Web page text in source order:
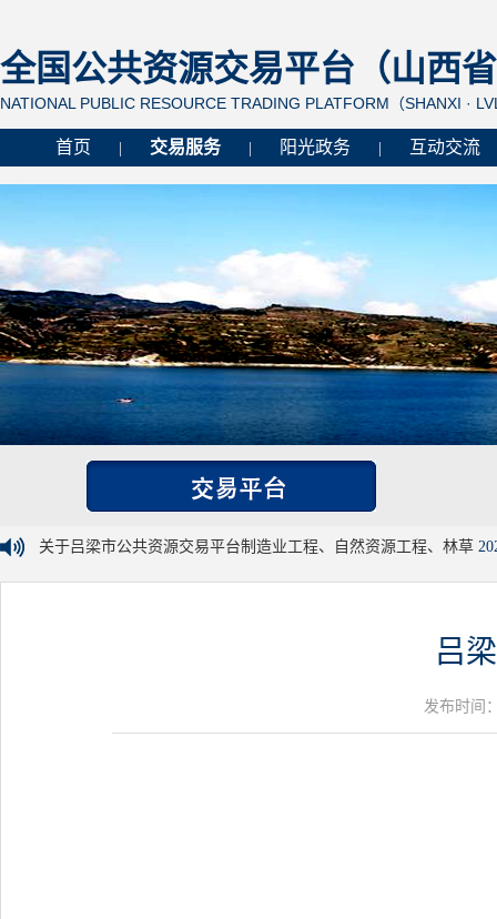
全国公共资源交易平台（山西
NATIONAL PUBLIC RESOURCE TRADING PLATFORM（SHANXI ·
首页 交易服务 阳光政务 互动交流
关于吕梁市公共资源交易平台制造业工程、自然资源工程、林草
吕
发布时间